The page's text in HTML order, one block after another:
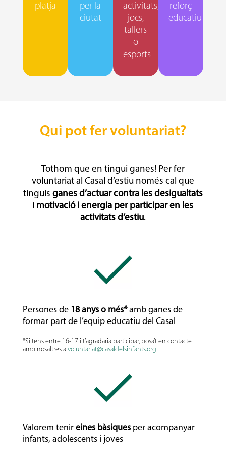
platja
per la
ciutat
activitats,
jocs,
tallers
o
esports
reforç
educatiu
Qui pot fer voluntariat?
Tothom que en tingui ganes! Per fer
voluntariat al Casal d’estiu només cal que
tinguis ganes d’actuar contra les desigualtats
i motivació i energia per participar en les
activitats d’estiu.
Persones de 18 anys o més*amb ganes de
formar part de l’equip educatiu del Casal
*Si tens entre 16-17 i t’agradaria participar, posa’t en contacte
amb nosaltres a voluntariat@casaldelsinfants.org
Valorem tenireines bàsiquesper acompanyar
infants, adolescents i joves